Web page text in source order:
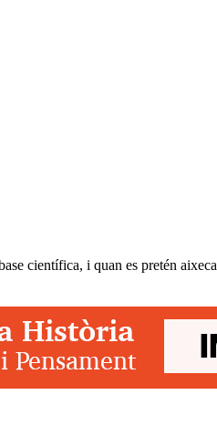
científica, i quan es pretén